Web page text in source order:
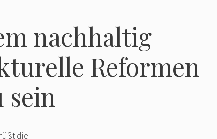
nachhaltig
Reformen
sein
die